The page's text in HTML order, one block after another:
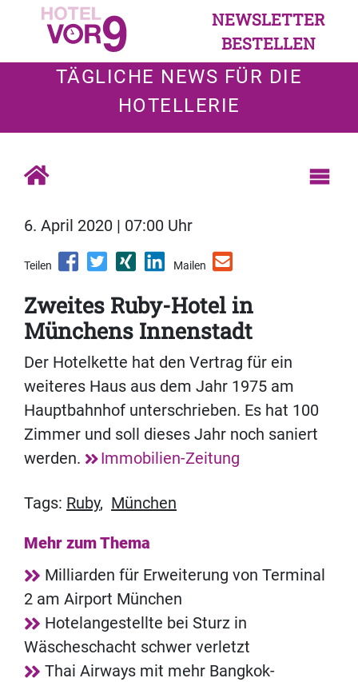
NEWSLETTER
BESTELLEN
TÄGLICHE NEWS FÜR DIE
HOTELLERIE
6. April 2020 | 07:00 Uhr
Teilen Mailen
Zweites Ruby-Hotel in
Münchens Innenstadt
Der Hotelkette hat den Vertrag für ein
weiteres Haus aus dem Jahr 1975 am
Hauptbahnhof unterschrieben. Es hat 100
Zimmer und soll dieses Jahr noch saniert
werden.
Immobilien-Zeitung
Tags: Ruby, München
Mehr zum Thema
Milliarden für Erweiterung von Terminal
2 am Airport München
Hotelangestellte bei Sturz in
Wäscheschacht schwer verletzt
Thai Airways mit mehr Bangkok-